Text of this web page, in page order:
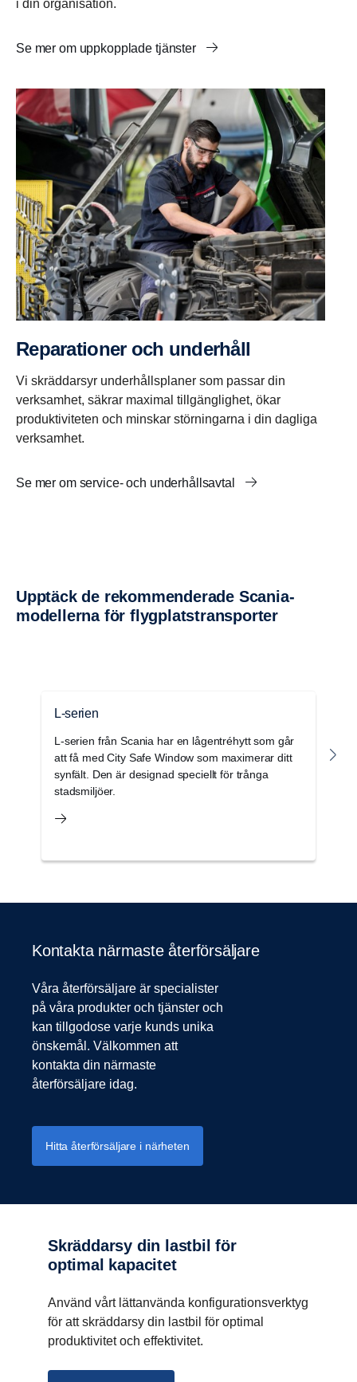
i din organisation.
Se mer om uppkopplade tjänster
Repara­tioner och under­håll
Vi skräddarsyr underhållsplaner som passar din
verksamhet, säkrar maximal tillgänglighet, ökar
produktiviteten och minskar störningarna i din dagliga
verksamhet.
Se mer om service- och underhållsavtal
Upptäck de rekom­men­de­rade Scania-​
modellerna för flygplats­trans­porter
L-serien
L-serien från Scania har en lågentréhytt som går
att få med City Safe Window som maximerar ditt
synfält. Den är designad speciellt för trånga
stadsmiljöer.
Kontakta närmaste återförsäljare
Våra återförsäljare är specialister
på våra produkter och tjänster och
kan tillgodose varje kunds unika
önskemål. Välkommen att
kontakta din närmaste
återförsäljare idag.
Hitta återförsäljare i närheten
Skräddarsy din lastbil för
optimal kapacitet
Använd vårt lättanvända konfigurationsverktyg
för att skräddarsy din lastbil för optimal
produktivitet och effektivitet.